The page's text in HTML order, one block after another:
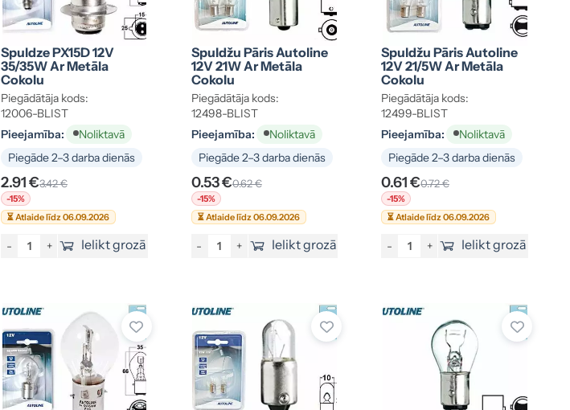
Spuldze PX15D 12V
35/35W Ar Metāla
Cokolu
Piegādātāja kods:
12006-BLIST
Pieejamība:
Noliktavā
Piegāde 2–3 darba dienās
2.91 €3.42 €
-15%
⏳ Atlaide līdz 06.09.2026
- + Ielikt grozā
Spuldžu Pāris Autoline
12V 21W Ar Metāla
Cokolu
Piegādātāja kods:
12498-BLIST
Pieejamība:
Noliktavā
Piegāde 2–3 darba dienās
0.53 €0.62 €
-15%
⏳ Atlaide līdz 06.09.2026
- + Ielikt grozā
Spuldžu Pāris Autoline
12V 21/5W Ar Metāla
Cokolu
Piegādātāja kods:
12499-BLIST
Pieejamība:
Noliktavā
Piegāde 2–3 darba dienās
0.61 €0.72 €
-15%
⏳ Atlaide līdz 06.09.2026
- + Ielikt grozā